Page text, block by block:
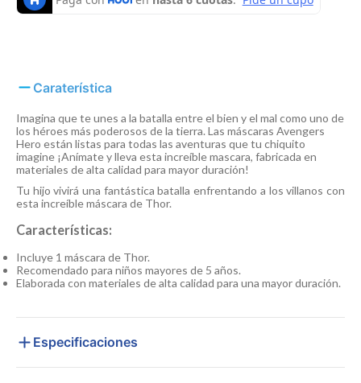
Caraterística
Imagina que te unes a la batalla entre el bien y el mal como uno de
los héroes más poderosos de la tierra. Las máscaras Avengers
Hero están listas para todas las aventuras que tu chiquito
imagine ¡Anímate y lleva esta increíble mascara, fabricada en
materiales de alta calidad para mayor duración!
Tu hijo vivirá una fantástica batalla enfrentando a los villanos con
esta increíble máscara de Thor.
Características:
Incluye 1 máscara de Thor.
Recomendado para niños mayores de 5 años.
Elaborada con materiales de alta calidad para una mayor duración.
Especificaciones